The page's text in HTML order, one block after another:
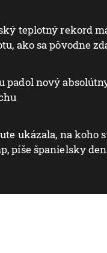
teplotný rekord
ako sa pôvodne
padol nový
ukázala, na koho
píše španielsky